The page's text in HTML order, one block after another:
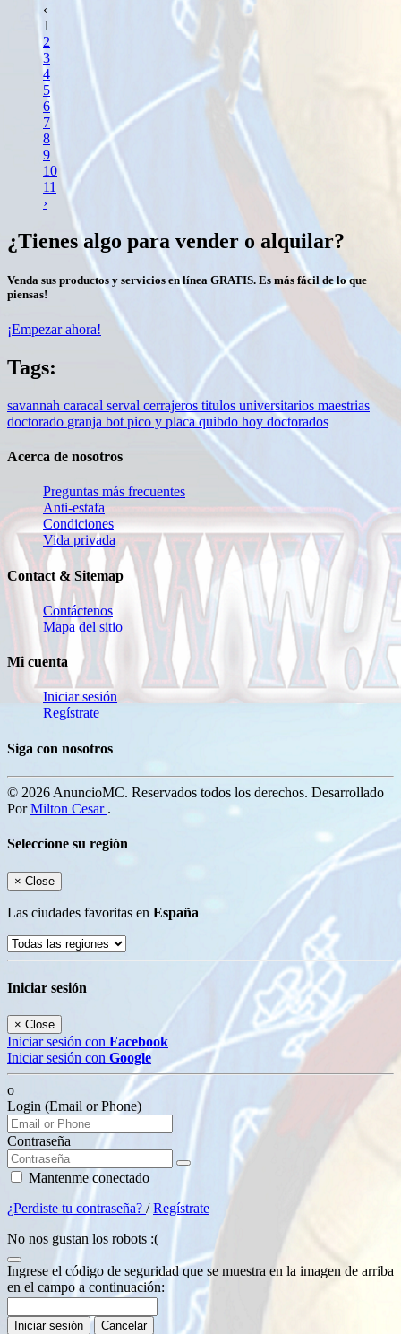
‹
1
2
3
4
5
6
7
8
9
10
11
›
¿Tienes algo para vender o alquilar?
Venda sus productos y servicios en línea GRATIS. Es más fácil de lo que
piensas!
¡Empezar ahora!
Tags:
savannah caracal serval cerrajeros titulos universitarios maestrias
doctorado granja bot pico y placa quibdo hoy doctorados
Acerca de nosotros
Preguntas más frecuentes
Anti-estafa
Condiciones
Vida privada
Contact & Sitemap
Contáctenos
Mapa del sitio
Mi cuenta
Iniciar sesión
Regístrate
Siga con nosotros
© 2026 AnuncioMC. Reservados todos los derechos. Desarrollado
PorMilton Cesar .
Seleccione su región
× Close
Las ciudades favoritas en España
Iniciar sesión
× Close
Iniciar sesión con Facebook
Iniciar sesión con Google
o
Login (Email or Phone)
Contraseña
Mantenme conectado
¿Perdiste tu contraseña? /Regístrate
No nos gustan los robots :(
Ingrese el código de seguridad que se muestra en la imagen de arriba
en el campo a continuación:
Iniciar sesión Cancelar